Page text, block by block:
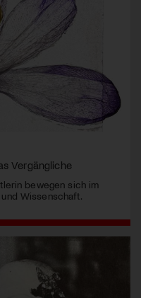
Vergängliche
bewegen sich im
Wissenschaft.